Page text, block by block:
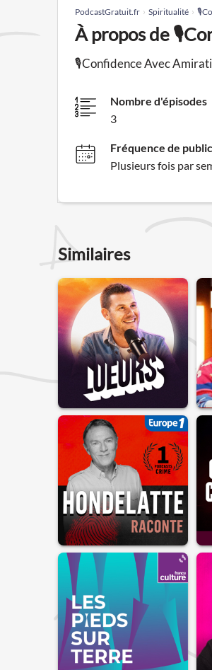
PodcastGratuit.fr Spiritualité
À propos de
🎙️Confidence Avec
Nombre d'épisodes
3
Fréquence de
Plusieurs fois par
Similaires